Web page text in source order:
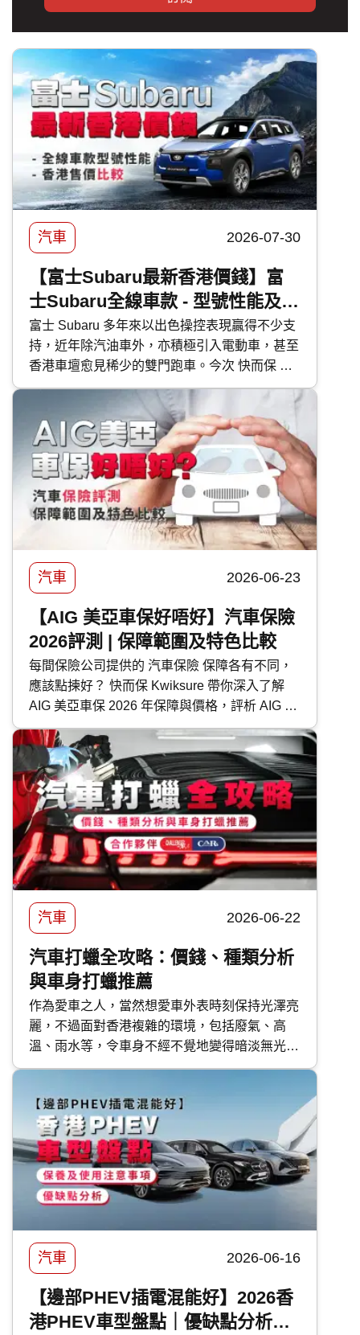
汽車 2026-07-30
【富士Subaru最新香港價錢】富
士Subaru全線車款 - 型號性能及香
港售價比較
富士 Subaru 多年來以出色操控表現贏得不少支
持，近年除汽油車外，亦積極引入電動車，甚至
香港車壇愈見稀少的雙門跑車。今次 快而保 便
為大家逐一剖析富士 Subaru 各車型的特點。
汽車 2026-06-23
【AIG 美亞車保好唔好】汽車保險
2026評測 | 保障範圍及特色比較
每間保險公司提供的 汽車保險 保障各有不同，
應該點揀好？ 快而保 Kwiksure 帶你深入了解
AIG 美亞車保 2026 年保障與價格，評析 AIG 美
亞 汽車保險 優缺點，助你選擇最適合的車保方
案。
汽車 2026-06-22
汽車打蠟全攻略：價錢、種類分析
與車身打蠟推薦
作為愛車之人，當然想愛車外表時刻保持光澤亮
麗，不過面對香港複雜的環境，包括廢氣、高
溫、雨水等，令車身不經不覺地變得暗淡無光，
如果不及時打理保護，隨時會對車漆造成不可逆
選汽車打蠟。然而，坊間的汽車蠟種類繁多，價
錢由 DIY 的百多元，到汽車美容店的幾千元不
等，到底該如何選擇？傳統打蠟與近年流行的
汽車鍍膜 又有甚麼分別？ 快而保 為你一文看清
汽車打蠟的好處、種類、價錢比較及常見問題，
助你選出最適合愛車的護理方案！
汽車 2026-06-16
【邊部PHEV插電混能好】2026香
港PHEV車型盤點｜優缺點分析｜